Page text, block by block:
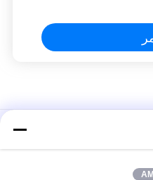
التصميم الضيق TC06 الدقة العالية الوحدة SMT اختيار ووضع آلة 6